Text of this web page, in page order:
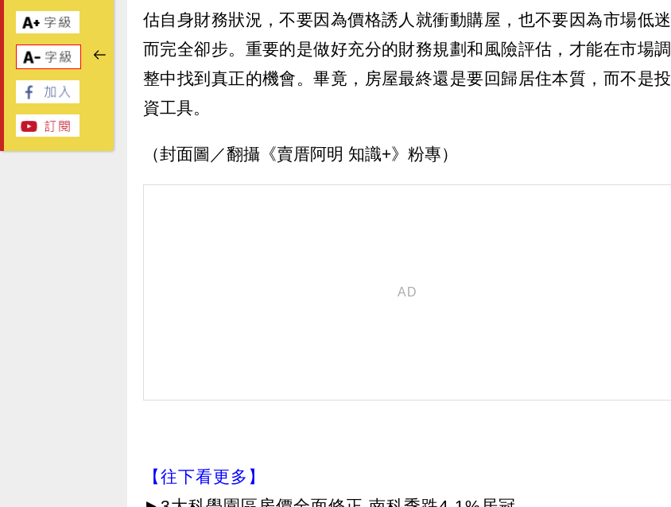
估自身財務狀況，不要因為價格誘人就衝動購屋，也不要因為市場低迷
而完全卻步。重要的是做好充分的財務規劃和風險評估，才能在市場調
整中找到真正的機會。畢竟，房屋最終還是要回歸居住本質，而不是投
資工具。
（封面圖／翻攝《賣厝阿明 知識+》粉專）
【往下看更多】